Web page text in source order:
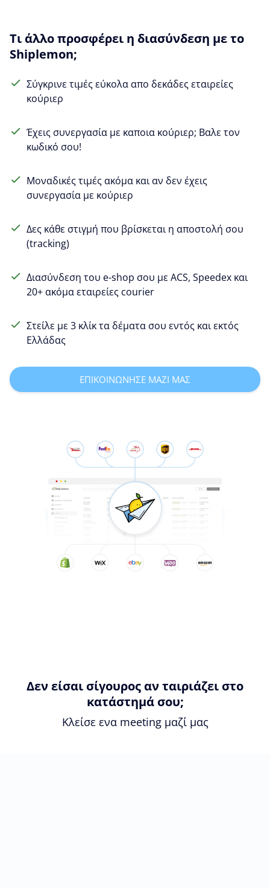
Τι άλλο προσφέρει η διασύνδεση με το
Shiplemon;
Σύγκρινε τιμές εύκολα απο δεκάδες εταιρείες
κούριερ
Έχεις συνεργασία με καποια κούριερ; Βαλε τον
κωδικό σου!
Μοναδικές τιμές ακόμα και αν δεν έχεις
συνεργασία με κούριερ
Δες κάθε στιγμή που βρίσκεται η αποστολή σου
(tracking)
Διασύνδεση του e-shop σου με ACS, Speedex και
20+ ακόμα εταιρείες courier
Στείλε με 3 κλίκ τα δέματα σου εντός και εκτός
Ελλάδας
ΕΠΙΚΟΙΝΩΝΗΣΕ ΜΑΖΙ ΜΑΣ
Δεν είσαι σίγουρος αν ταιριάζει στο
κατάστημά σου;
Κλείσε ενα meeting μαζί μας